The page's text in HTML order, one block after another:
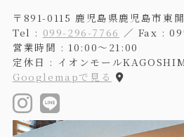
〒891-0115 鹿児島県鹿児島市東
Tel : 099-296-7766 ／ Fax :
営業時間 : 10:00〜21:00
定休日 : イオンモール
Googlemapで見る